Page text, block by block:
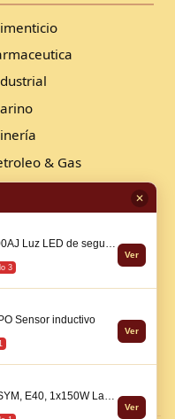
& Gas
✕
3
Ver
Sensor inductivo
Ver
Ver